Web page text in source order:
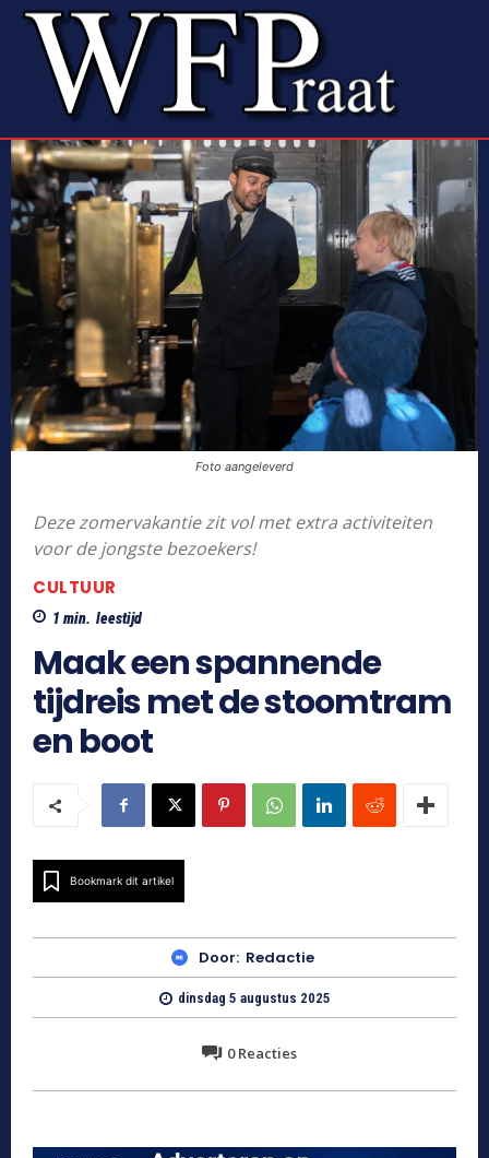
Foto aangeleverd
Deze zomervakantie zit vol met extra activiteiten
voor de jongste bezoekers!
CULTUUR
1 min. leestijd
Maak een spannende
tijdreis met de stoomtram
en boot
Bookmark dit artikel
Door: Redactie
dinsdag 5 augustus 2025
0Reacties